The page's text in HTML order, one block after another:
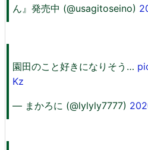
ん』発売中 (@usagitoseino)
園田のこと好きになりそう…
Kz
— まかろに (@lylyly7777)